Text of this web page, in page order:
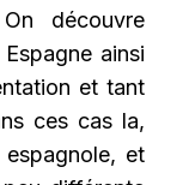
découvre
ainsi
et tant
ces cas la,
et